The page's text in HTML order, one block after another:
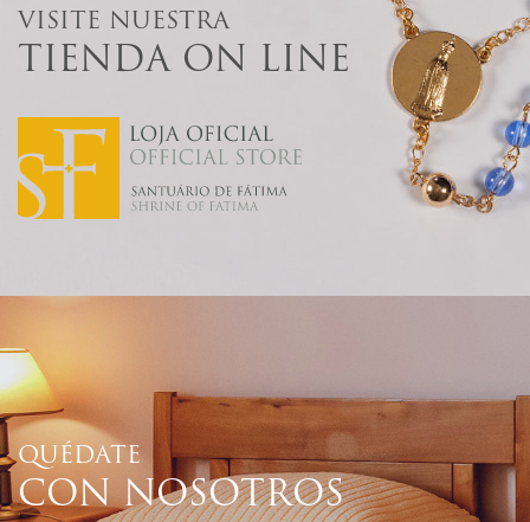
VISITE NUESTRA
TIENDA ON LINE
QUÉDATE
CON NOSOTROS